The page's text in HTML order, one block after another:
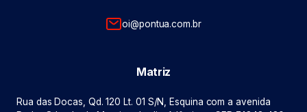
oi@pontua.com.br
Matriz
Rua das Docas, Qd. 120 Lt. 01 S/N, Esquina com a avenida